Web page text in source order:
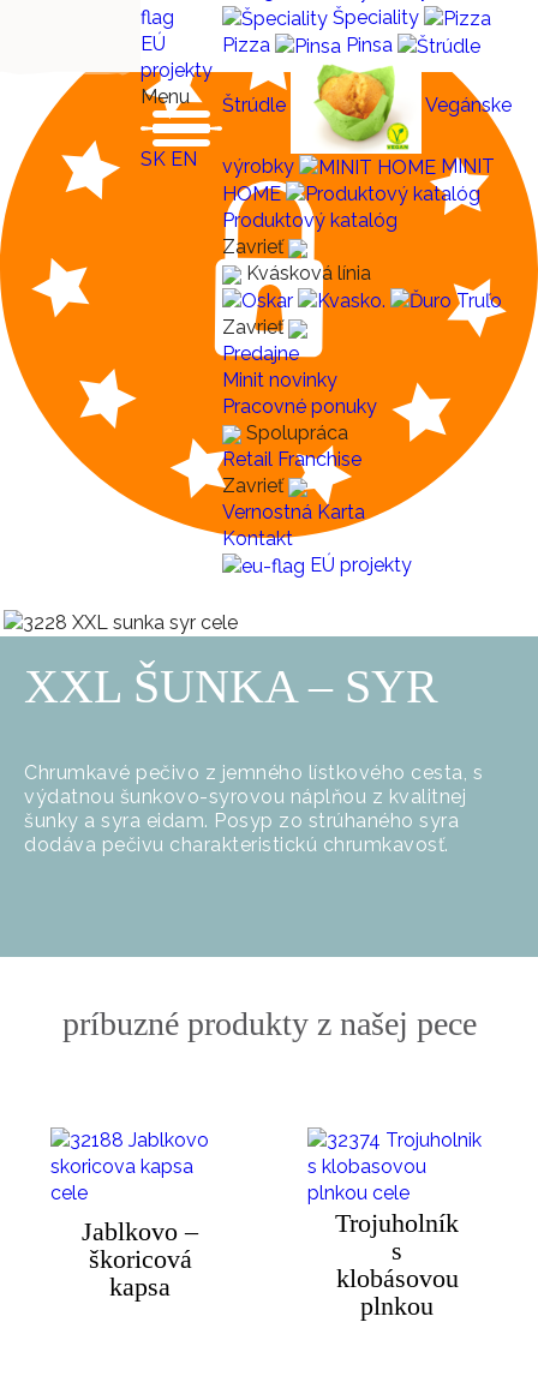
EÚ
projekty
Menu
SK EN
Špeciality
Pizza
Pinsa
Štrúdle Vegánske
výrobky
MINIT
HOME
Produktový katalóg
Zavrieť
Kvásková línia
Zavrieť
Predajne
Minit novinky
Pracovné ponuky
Spolupráca
Retail Franchise
Zavrieť
Vernostná Karta
Kontakt
EÚ projekty
XXL ŠUNKA – SYR
Chrumkavé pečivo z jemného lístkového cesta, s
výdatnou šunkovo-syrovou náplňou z kvalitnej
šunky a syra eidam. Posyp zo strúhaného syra
dodáva pečivu charakteristickú chrumkavosť.
príbuzné produkty z našej pece
Jablkovo –
škoricová
kapsa
Trojuholník
s
klobásovou
plnkou